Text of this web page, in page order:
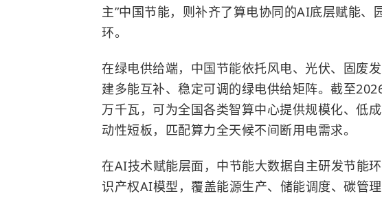
主”中国节能，则补齐了算电协同的AI底层赋能、
环。
在绿电供给端，中国节能依托风电、光伏、固废
建多能互补、稳定可调的绿电供给矩阵。截至
万千瓦，可为全国各类智算中心提供规模化、低
动性短板，匹配算力全天候不间断用电需求。
在AI技术赋能层面，中节能大数据自主研发节能
识产权AI模型，覆盖能源生产、储能调度、碳管